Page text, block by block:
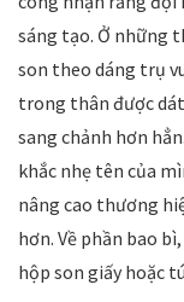
sáng tạo. Ở những
son theo dáng trụ
trong thân được
sang chảnh hơn
khắc nhẹ tên của
nâng cao thương
hơn. Về phần bao
hộp son giấy hoặc